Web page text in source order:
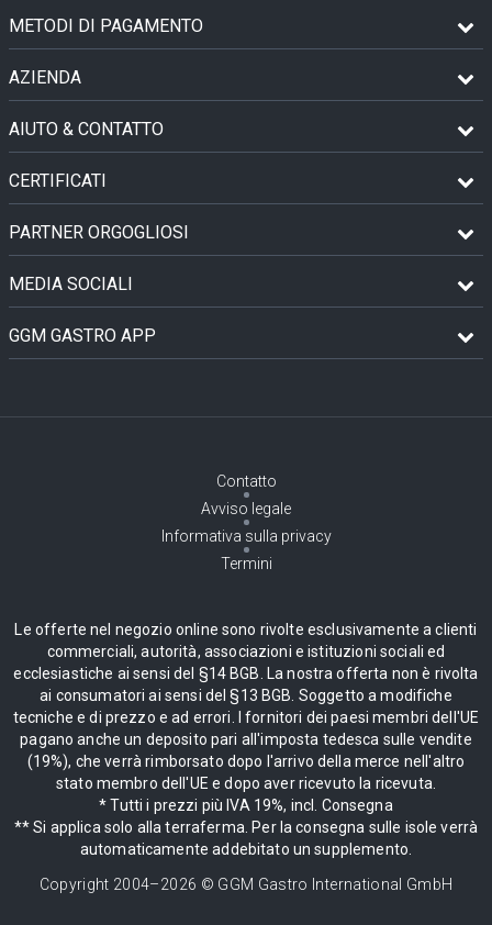
METODI DI PAGAMENTO
AZIENDA
AIUTO & CONTATTO
CERTIFICATI
PARTNER ORGOGLIOSI
MEDIA SOCIALI
GGM GASTRO APP
Contatto
Avviso legale
Informativa sulla privacy
Termini
Le offerte nel negozio online sono rivolte esclusivamente a clienti
commerciali, autorità, associazioni e istituzioni sociali ed
ecclesiastiche ai sensi del §14 BGB. La nostra offerta non è rivolta
ai consumatori ai sensi del §13 BGB. Soggetto a modifiche
tecniche e di prezzo e ad errori. I fornitori dei paesi membri dell'UE
pagano anche un deposito pari all'imposta tedesca sulle vendite
(19%), che verrà rimborsato dopo l'arrivo della merce nell'altro
stato membro dell'UE e dopo aver ricevuto la ricevuta.
* Tutti i prezzi più IVA 19%, incl. Consegna
** Si applica solo alla terraferma. Per la consegna sulle isole verrà
automaticamente addebitato un supplemento.
Copyright 2004–2026 © GGM Gastro International GmbH